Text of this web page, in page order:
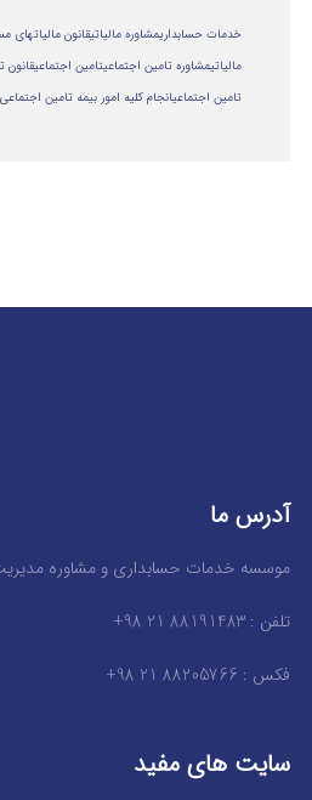
خدمات حسابداریمشاوره مالیاتیقانون مالیاتهای
مالياتيمشاوره تامین اجتماعیتامین اجتماعیقانون
تامین اجتماعیانجام کلیه امور بیمه تامین اجتماعی
آدرس ما
موسسه خدمات حسابداری و مشاوره مدیریت
تلفن : 88191483 21 98+
فکس : 88205766 21 98+
سایت های مفید